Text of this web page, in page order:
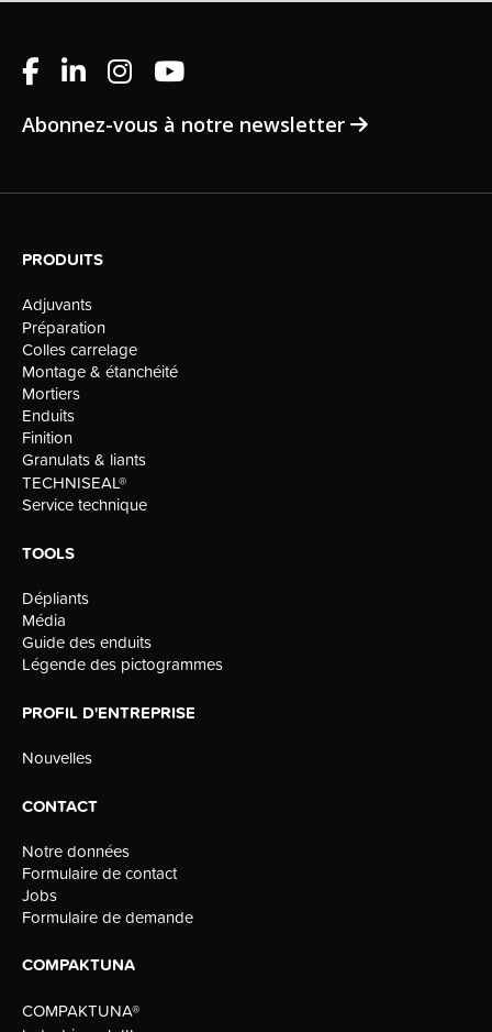
Abonnez-vous à notre newsletter
PRODUITS
Adjuvants
Préparation
Colles carrelage
Montage & étanchéité
Mortiers
Enduits
Finition
Granulats & liants
TECHNISEAL®
Service technique
TOOLS
Dépliants
Média
Guide des enduits
Légende des pictogrammes
PROFIL D'ENTREPRISE
Nouvelles
CONTACT
Notre données
Formulaire de contact
Jobs
Formulaire de demande
COMPAKTUNA
COMPAKTUNA®